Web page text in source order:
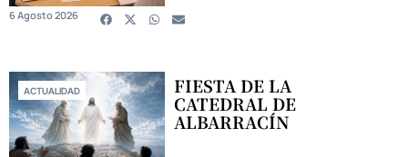
6 Agosto 2026
ACTUALIDAD FIESTA DE LA
CATEDRAL DE
ALBARRACÍN